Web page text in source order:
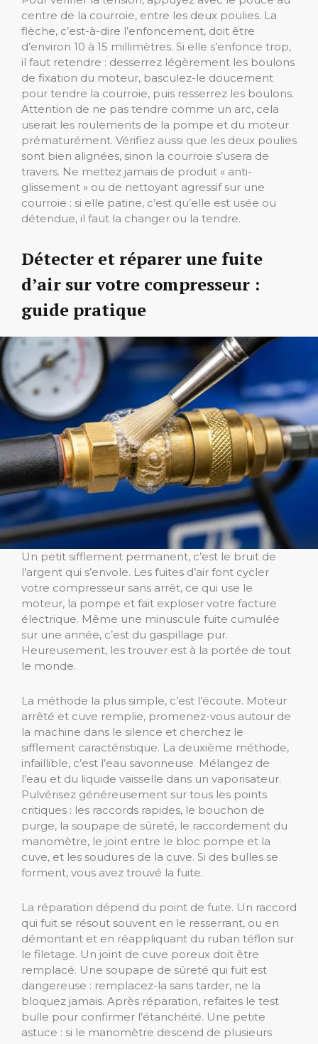
centre de la courroie, entre les deux poulies. La
flèche, c’est-à-dire l’enfoncement, doit être
d’environ 10 à 15 millimètres. Si elle s’enfonce trop,
il faut retendre : desserrez légèrement les boulons
de fixation du moteur, basculez-le doucement
pour tendre la courroie, puis resserrez les boulons.
Attention de ne pas tendre comme un arc, cela
userait les roulements de la pompe et du moteur
prématurément. Vérifiez aussi que les deux poulies
sont bien alignées, sinon la courroie s’usera de
travers. Ne mettez jamais de produit « anti-
glissement » ou de nettoyant agressif sur une
courroie : si elle patine, c’est qu’elle est usée ou
détendue, il faut la changer ou la tendre.
Détecter et réparer une fuite
d’air sur votre compresseur :
guide pratique
Un petit sifflement permanent, c’est le bruit de
l’argent qui s’envole. Les fuites d’air font cycler
votre compresseur sans arrêt, ce qui use le
moteur, la pompe et fait exploser votre facture
électrique. Même une minuscule fuite cumulée
sur une année, c’est du gaspillage pur.
Heureusement, les trouver est à la portée de tout
le monde.
La méthode la plus simple, c’est l’écoute. Moteur
arrêté et cuve remplie, promenez-vous autour de
la machine dans le silence et cherchez le
sifflement caractéristique. La deuxième méthode,
infaillible, c’est l’eau savonneuse. Mélangez de
l’eau et du liquide vaisselle dans un vaporisateur.
Pulvérisez généreusement sur tous les points
critiques : les raccords rapides, le bouchon de
purge, la soupape de sûreté, le raccordement du
manomètre, le joint entre le bloc pompe et la
cuve, et les soudures de la cuve. Si des bulles se
forment, vous avez trouvé la fuite.
La réparation dépend du point de fuite. Un raccord
qui fuit se résout souvent en le resserrant, ou en
démontant et en réappliquant du ruban téflon sur
le filetage. Un joint de cuve poreux doit être
remplacé. Une soupape de sûreté qui fuit est
dangereuse : remplacez-la sans tarder, ne la
bloquez jamais. Après réparation, refaites le test
bulle pour confirmer l’étanchéité. Une petite
astuce : si le manomètre descend de plusieurs